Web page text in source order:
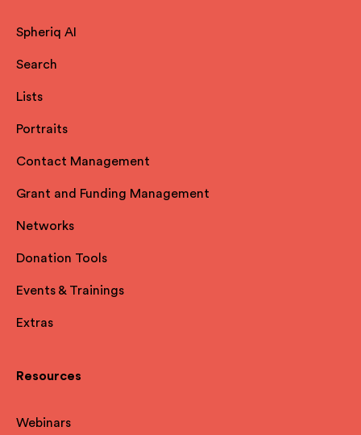
Spheriq AI
Search
Lists
Portraits
Contact Management
Grant and Funding Management
Networks
Donation Tools
Events & Trainings
Extras
Resources
Webinars